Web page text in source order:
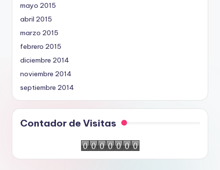
mayo 2015
abril 2015
marzo 2015
febrero 2015
diciembre 2014
noviembre 2014
septiembre 2014
Contador de Visitas